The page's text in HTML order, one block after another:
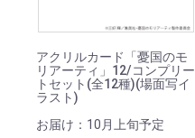
アクリルカード「憂国のモ
リアーティ」12/コンプリー
トセット(全12種)(場面写イ
ラスト)
お届け：10月上旬予定